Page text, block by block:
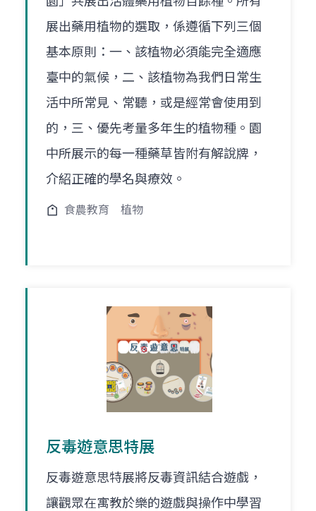
展出藥用植物的選取，係遵循下列三個
基本原則：一、該植物必須能完全適應
臺中的氣候，二、該植物為我們日常生
活中所常見、常聽，或是經常會使用到
的，三、優先考量多年生的植物種。園
中所展示的每一種藥草皆附有解說牌，
介紹正確的學名與療效。
食農教育 植物
反毒遊意思特展
反毒遊意思特展將反毒資訊結合遊戲，
讓觀眾在寓教於樂的遊戲與操作中學習